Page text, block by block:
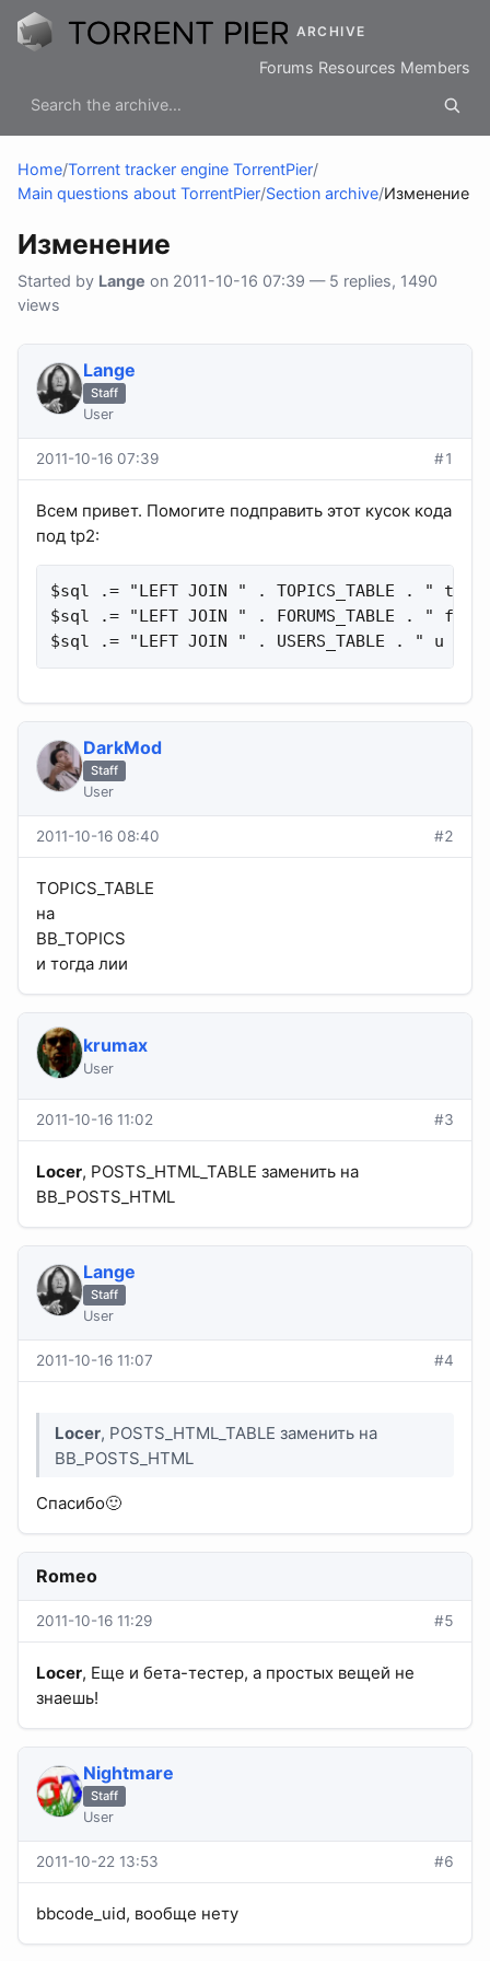
ARCHIVE
Forums Resources Members
Home/Torrent tracker engine TorrentPier/
Main questions about TorrentPier/Section archive/Изменение
Изменение
Started by Lange on 2011-10-16 07:39 — 5 replies, 1490
views
Lange
Staff
User
2011-10-16 07:39 #1
Всем привет. Помогите подправить этот кусок кода
под tp2:
$sql .= "LEFT JOIN " . TOPICS_TABLE . "
$sql .= "LEFT JOIN " . FORUMS_TABLE . " f
$sql .= "LEFT JOIN " . USERS_TABLE . " u
DarkMod
Staff
User
2011-10-16 08:40 #2
TOPICS_TABLE
на
BB_TOPICS
и тогда лии
krumax
User
2011-10-16 11:02 #3
Locer, POSTS_HTML_TABLE заменить на
BB_POSTS_HTML
Lange
Staff
User
2011-10-16 11:07 #4
Locer, POSTS_HTML_TABLE заменить на
BB_POSTS_HTML
Спасибо🙂
Romeo
2011-10-16 11:29 #5
Locer, Еще и бета-тестер, а простых вещей не
знаешь!
Nightmare
Staff
User
2011-10-22 13:53 #6
bbcode_uid, вообще нету